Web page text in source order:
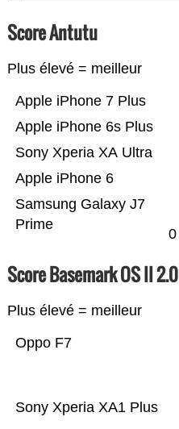
Score Antutu
Plus élevé = meilleur
Samsung Galaxy J7
Prime
Apple iPhone 6
Sony Xperia XA Ultra
Apple iPhone 6s Plus
Apple iPhone 7 Plus
0
Score Basemark OS II 2.0
Plus élevé = meilleur
Sony Xperia XA1 Plus
Oppo F7